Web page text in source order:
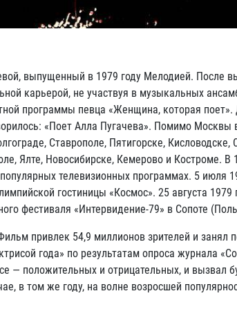
выпущенный в 1979 году Мелодией. После
карьерой, не участвуя в музыкальных
программы певца «Женщина, которая поет».
«Поет Алла Пугачева». Помимо Москвы
Ставрополе, Пятигорске,
Ялте, Новосибирске, Кемерово и Костроме. В
телевизионных программах. 5 июля
гостиницы «Космос». 25 августа 1979
фестиваля «Интервидение-79» в Сопоте
привлек 54,9 миллионов зрителей и занял
года» по результатам опроса журнала
— положительных и отрицательных, и вызвал
в том же году, на волне возросшей